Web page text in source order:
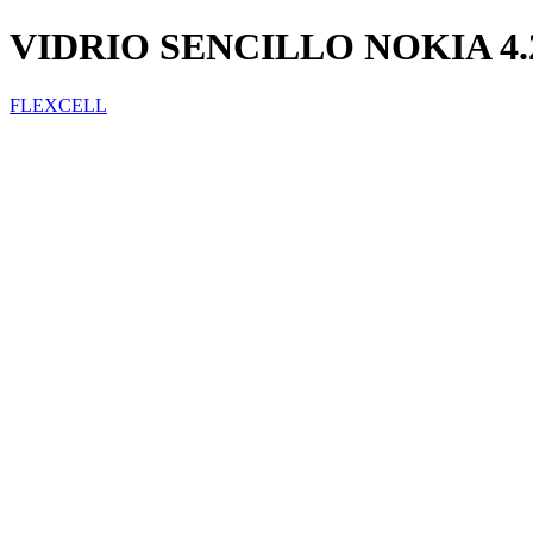
VIDRIO SENCILLO NOKIA
FLEXCELL